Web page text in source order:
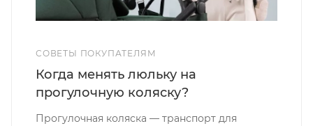
СОВЕТЫ ПОКУПАТЕЛЯМ
Когда менять люльку на
прогулочную коляску?
Прогулочная коляска — транспорт для